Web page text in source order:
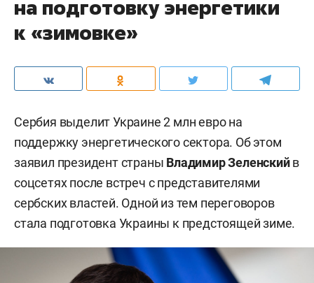
на подготовку энергетики
к «зимовке»
Сербия выделит Украине 2 млн евро на
поддержку энергетического сектора. Об этом
заявил президент страны Владимир Зеленскийв
соцсетях после встреч с представителями
сербских властей. Одной из тем переговоров
стала подготовка Украины к предстоящей зиме.